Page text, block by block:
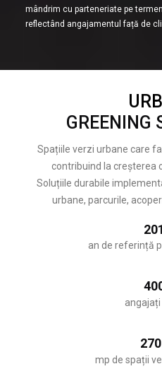
mândrim cu parteneriate pe
reflectând angajamentul față de
GREENING
Spațiile verzi urbane care
contribuind la creșterea
Soluțiile durabile
urbane, parcurile,
an de referință
270
mp de spații